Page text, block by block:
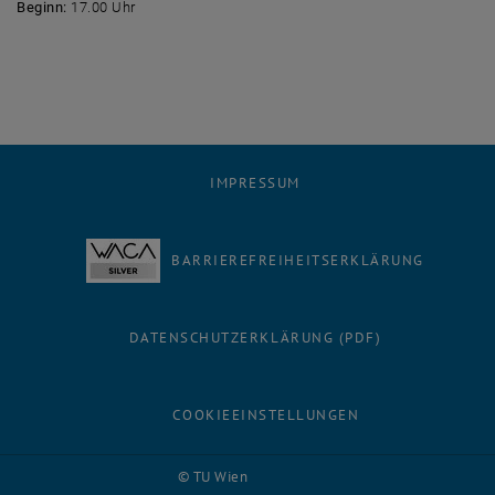
Beginn: 17.00 Uhr
© TU Wien
IMPRESSUM
BARRIEREFREIHEITSERKLÄRUNG
DATENSCHUTZERKLÄRUNG (PDF)
COOKIEEINSTELLUNGEN